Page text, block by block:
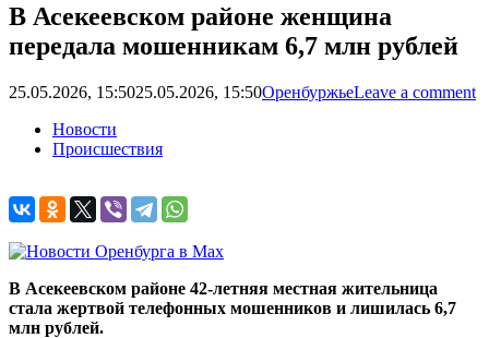
В Асекеевском районе женщина
передала мошенникам 6,7 млн рублей
25.05.2026, 15:5025.05.2026, 15:50ОренбуржьеLeave a comment
Новости
Происшествия
В Асекеевском районе 42-летняя местная жительница
стала жертвой телефонных мошенников и лишилась 6,7
млн рублей.